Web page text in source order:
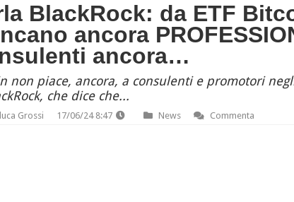
BlackRock: da ETF
ancora
ancora…
non piace, ancora, a consulenti e promotori
che dice che...
Grossi 17/06/24 8:47 News Commenta